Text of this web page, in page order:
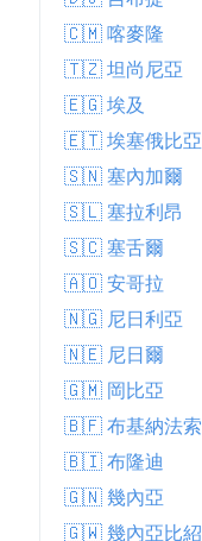
🇨🇲 喀麥隆
🇹🇿 坦尚尼亞
🇪🇬 埃及
🇪🇹 埃塞俄比亞
🇸🇳 塞內加爾
🇸🇱 塞拉利昂
🇸🇨 塞舌爾
🇦🇴 安哥拉
🇳🇬 尼日利亞
🇳🇪 尼日爾
🇬🇲 岡比亞
🇧🇫 布基納法索
🇧🇮 布隆迪
🇬🇳 幾內亞
🇬🇼 幾內亞比紹